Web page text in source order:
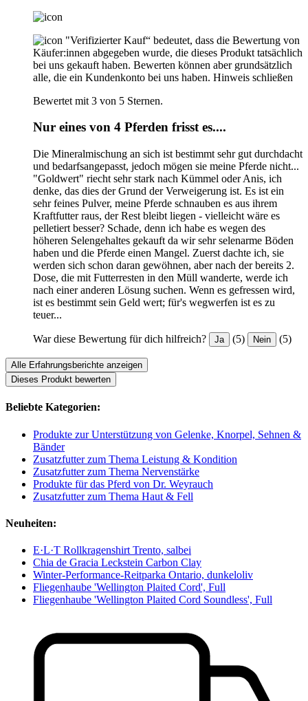
"Verifizierter Kauf“ bedeutet, dass die Bewertung von
Käufer:innen abgegeben wurde, die dieses Produkt tatsächlich
bei uns gekauft haben. Bewerten können aber grundsätzlich
alle, die ein Kundenkonto bei uns haben. Hinweis schließen
Bewertet mit 3 von 5 Sternen.
Nur eines von 4 Pferden frisst es....
Die Mineralmischung an sich ist bestimmt sehr gut durchdacht
und bedarfsangepasst, jedoch mögen sie meine Pferde nicht...
"Goldwert" riecht sehr stark nach Kümmel oder Anis, ich
denke, das dies der Grund der Verweigerung ist. Es ist ein
sehr feines Pulver, meine Pferde schnauben es aus ihrem
Kraftfutter raus, der Rest bleibt liegen - vielleicht wäre es
pelletiert besser? Schade, denn ich habe es wegen des
höheren Selengehaltes gekauft da wir sehr selenarme Böden
haben und die Pferde einen Mangel. Zuerst dachte ich, sie
werden sich schon daran gewöhnen, aber nach der bereits 2.
Dose, die mit Futterresten in den Müll wanderte, werde ich
nach einer anderen Lösung suchen. Wenn es gefressen wird,
ist es bestimmt sein Geld wert; für's wegwerfen ist es zu
teuer...
War diese Bewertung für dich hilfreich? Ja (5) Nein (5)
Alle Erfahrungsberichte anzeigen
Dieses Produkt bewerten
Beliebte Kategorien:
Produkte zur Unterstützung von Gelenke, Knorpel, Sehnen &
Bänder
Zusatzfutter zum Thema Leistung & Kondition
Zusatzfutter zum Thema Nervenstärke
Produkte für das Pferd von Dr. Weyrauch
Zusatzfutter zum Thema Haut & Fell
Neuheiten:
E·L·T Rollkragenshirt Trento, salbei
Chia de Gracia Leckstein Carbon Clay
Winter-Performance-Reitparka Ontario, dunkeloliv
Fliegenhaube 'Wellington Plaited Cord', Full
Fliegenhaube 'Wellington Plaited Cord Soundless', Full